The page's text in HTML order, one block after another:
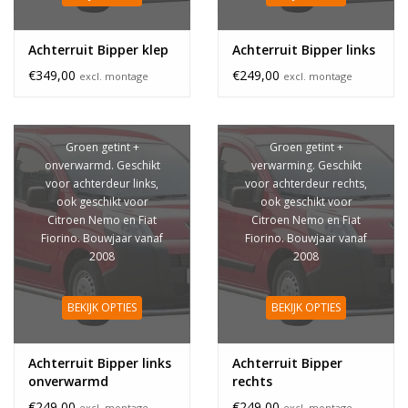
Achterruit Bipper klep
€349,00 excl. montage
Achterruit Bipper links
€249,00 excl. montage
Groen getint +
onverwarmd. Geschikt
voor achterdeur links,
ook geschikt voor
Citroen Nemo en Fiat
Fiorino. Bouwjaar vanaf
2008
BEKIJK OPTIES
Achterruit Bipper links
onverwarmd
Groen getint +
verwarming. Geschikt
voor achterdeur rechts,
ook geschikt voor
Citroen Nemo en Fiat
Fiorino. Bouwjaar vanaf
2008
BEKIJK OPTIES
Achterruit Bipper
rechts